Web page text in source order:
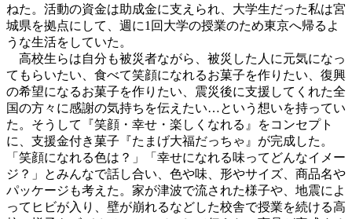
ねた。活動の資金は助成金に支えられ、大学生だった私は宮
城県を拠点にして、週に1回大学の授業のため東京へ帰るよ
うな生活をしていた。
高校生らは自分も被災者ながら、被災した人に元気になっ
てもらいたい、食べて笑顔になれるお菓子を作りたい、復興
の希望になるお菓子を作りたい、震災後に支援してくれた全
国の方々に感謝の気持ちを伝えたい…という想いを持ってい
た。そうして『笑顔・幸せ・楽しくなれる』をコンセプト
に、支援金付き菓子『たまげ大福だっちゃ』が完成した。
「笑顔になれる色は？」「幸せになれる味ってどんなイメー
ジ？」とみんなで話し合い、色や味、形やサイズ、商品名や
パッケージも考えた。家が津波で流された様子や、地震によ
ってヒビが入り、壁が崩れるなどした校舎で授業を続ける高